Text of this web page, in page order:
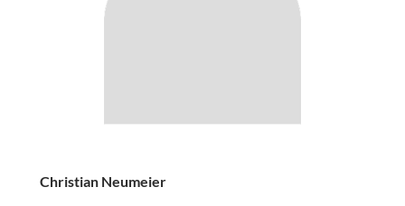
Christian Neumeier